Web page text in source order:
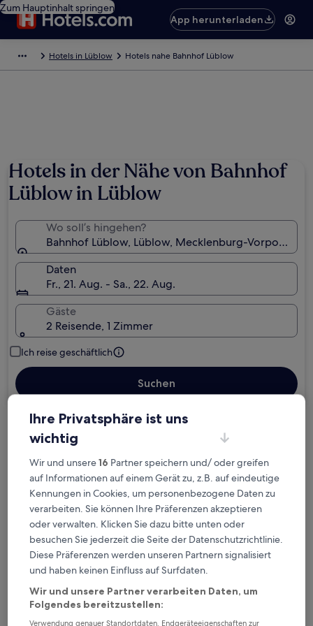
Zum Hauptinhalt springen
App herunterladen
Hotels in Lüblow Hotels nahe Bahnhof Lüblow
Hotels in der Nähe von Bahnhof
Lüblow in Lüblow
Wo soll’s hingehen?
Bahnhof Lüblow, Lüblow, Mecklenburg-
Daten
Fr., 21. Aug. - Sa., 22. Aug.
Gäste
2 Reisende, 1 Zimmer
Ich reise geschäftlich
Suchen
Kostenlose Stornierung bei
Planänderungen
Verdiene Prämien für jede
wahrgenommene Übernachtung
Mehr sparen mit Preisen für Mitglieder
Überprüfe die Preise für diese Daten
Ihre Privatsphäre ist uns
wichtig
Wir und unsere16 Partner speichern und/ oder greifen
auf Informationen auf einem Gerät zu, z.B. auf eindeutige
Kennungen in Cookies, um personenbezogene Daten zu
verarbeiten. Sie können Ihre Präferenzen akzeptieren
oder verwalten. Klicken Sie dazu bitte unten oder
besuchen Sie jederzeit die Seite der Datenschutzrichtlinie.
Diese Präferenzen werden unseren Partnern signalisiert
und haben keinen Einfluss auf Surfdaten.
Wir und unsere Partner verarbeiten Daten, um
Folgendes bereitzustellen:
Verwendung genauer Standortdaten. Endgeräteeigenschaften zur